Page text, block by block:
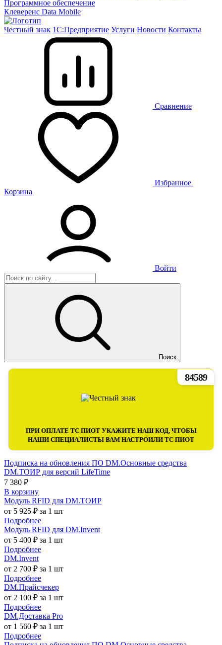
Программное обеспечение
Клеверенс Data Mobile
Честный знак 1С:Предприятие Услуги Новости Контакты
Сравнение
Избранное
Корзина
Войти
Поиск
84589
ПРИ ОПЛАТЕ ТС ПИОТ УКАЖИТЕ НАШ КОД, ЧТОБЫ
НАШИ СПЕЦИАЛИСТЫ ВАМ НАСТРОИЛИ ТС ПИОТ
Подписка на обновления ПО DM.Основные средства
DM.ТОИР для версий LifeTime
7 380 ₽
В корзину
Модуль RFID для DM.ТОИР
от 5 925 ₽ за 1 шт
Подробнее
Модуль RFID для DM.Invent
от 5 400 ₽ за 1 шт
Подробнее
DM.Invent
от 2 700 ₽ за 1 шт
Подробнее
DM.Прайсчекер
от 2 100 ₽ за 1 шт
Подробнее
DM.Доставка Pro
от 1 560 ₽ за 1 шт
Подробнее